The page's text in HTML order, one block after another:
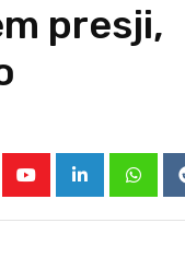
presji,
LinkedIn